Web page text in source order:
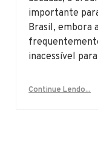
importante
Brasil, embora
inacessível
Continue Lendo...